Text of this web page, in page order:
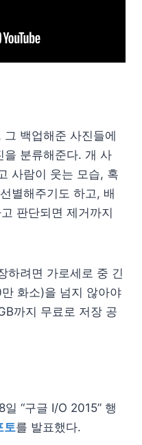
백업해준 사진들에
을 분류해준다. 개 사
사람이 웃는 모습, 혹
별해주기도 하고, 배
판단되면 제거까지
하려면 가로세로 중 긴
화소)을 넘지 않아야
까지 무료로 저장 공
“구글 I/O 2015” 행
토를 발표했다.